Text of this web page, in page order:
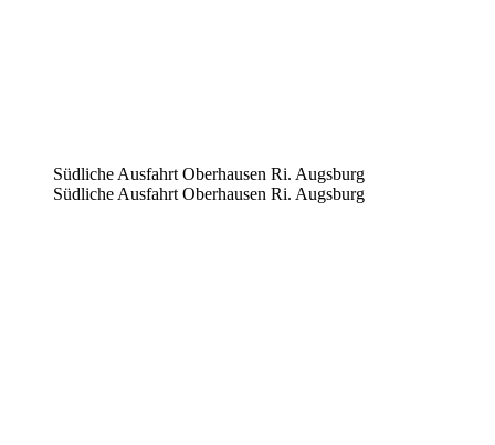
Südliche Ausfahrt Oberhausen Ri. Augsburg
Südliche Ausfahrt Oberhausen Ri. Augsburg